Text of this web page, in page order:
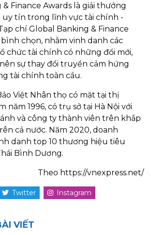
Finance Awards là giải thưởng
uy tín trong lĩnh vực tài chính -
chí Global Banking & Finance
bình chọn, nhằm vinh danh các
chức tài chính có những đổi mới,
sự thay đổi truyền cảm hứng
tài chính toàn cầu.
Việt Nhân thọ có mặt tại thị
năm 1996, có trụ sở tại Hà Nội với
và công ty thành viên trên khắp
cả nước. Năm 2020, doanh
danh top 10 thương hiệu tiêu
Bình Dương.
Theo https://vnexpress.net/
Twitter Instagram
VIẾT